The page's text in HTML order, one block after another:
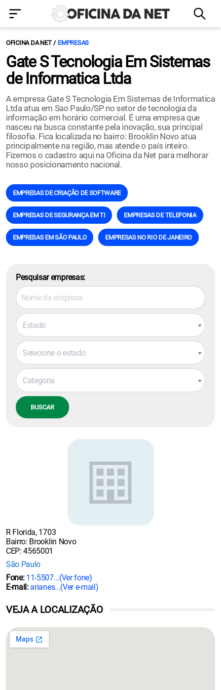
OFICINA DA NET EMPRESAS
Gate S Tecnologia Em Sistemas
de Informatica Ltda
A empresa Gate S Tecnologia Em Sistemas de Informatica
Ltda atua em Sao Paulo/SP no setor de tecnologia da
informação em horário comercial. É uma empresa que
nasceu na busca constante pela inovação, sua principal
filosofia. Fica localizada no bairro: Brooklin Novo atua
principalmente na região, mas atende o país inteiro.
Fizemos o cadastro aqui na Oficina da Net para melhorar
nosso posicionamento nacional.
EMPRESAS DE CRIAÇÃO DE SOFTWARE
EMPRESAS DE SEGURANÇA EM TI EMPRESAS DE TELEFONIA
EMPRESAS EM SÃO PAULO EMPRESAS NO RIO DE JANEIRO
Pesquisar empresas:
Estado
Selecione o estado
Categoria
BUSCAR
R Florida, 1703
Bairro: Brooklin Novo
CEP: 4565001
São Paulo
Fone: 11-5507...(Ver fone)
E-mail: arianes...(Ver e-mail)
VEJA A LOCALIZAÇÃO